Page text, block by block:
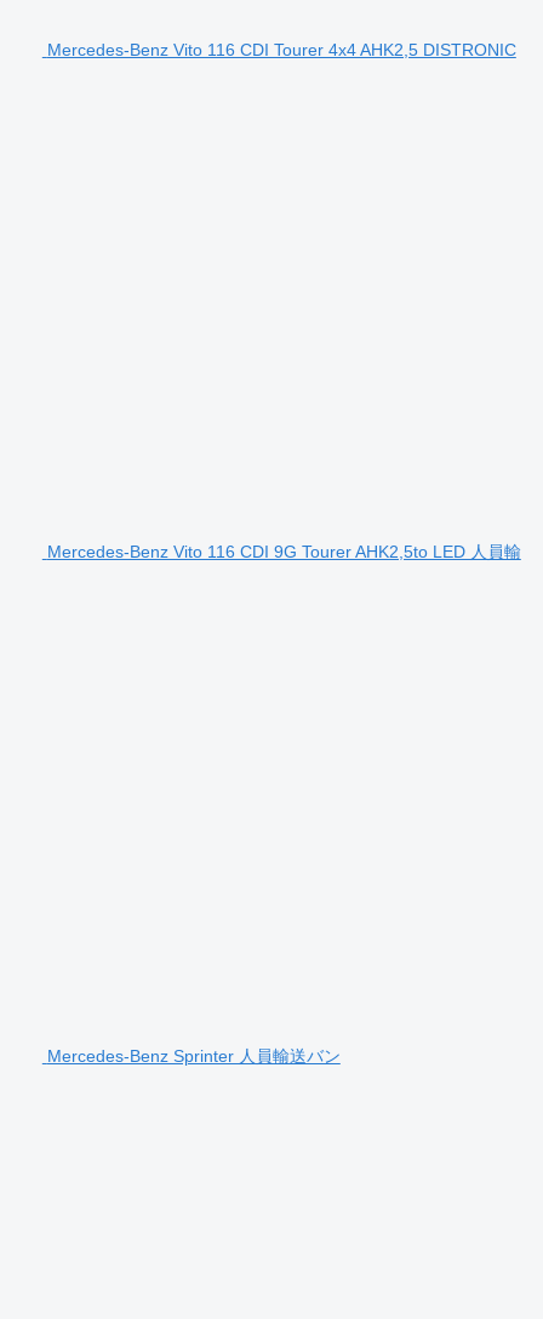
Mercedes-Benz Vito 116 CDI Tourer 4x4 AHK2,5 DISTRONIC
Mercedes-Benz Vito 116 CDI 9G Tourer AHK2,5to LED 人員輸
Mercedes-Benz Sprinter 人員輸送バン